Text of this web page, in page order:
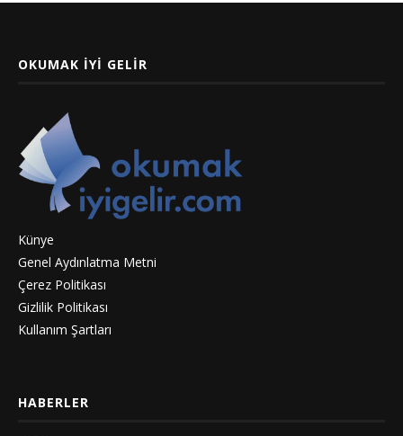
OKUMAK İYI GELIR
Künye
Genel Aydınlatma Metni
Çerez Politikası
Gizlilik Politikası
Kullanım Şartları
HABERLER